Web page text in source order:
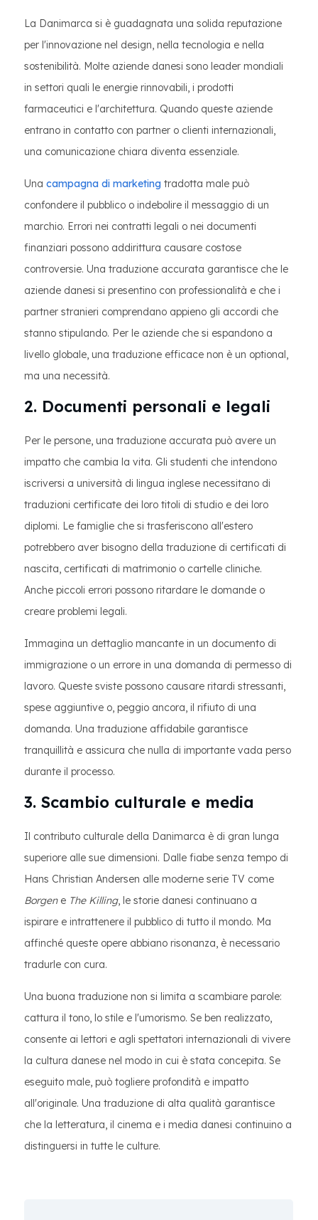
La Danimarca si è guadagnata una solida reputazione
per l'innovazione nel design, nella tecnologia e nella
sostenibilità. Molte aziende danesi sono leader mondiali
in settori quali le energie rinnovabili, i prodotti
farmaceutici e l'architettura. Quando queste aziende
entrano in contatto con partner o clienti internazionali,
una comunicazione chiara diventa essenziale.
Una campagna di marketing tradotta male può
confondere il pubblico o indebolire il messaggio di un
marchio. Errori nei contratti legali o nei documenti
finanziari possono addirittura causare costose
controversie. Una traduzione accurata garantisce che le
aziende danesi si presentino con professionalità e che i
partner stranieri comprendano appieno gli accordi che
stanno stipulando. Per le aziende che si espandono a
livello globale, una traduzione efficace non è un optional,
ma una necessità.
2. Documenti personali e legali
Per le persone, una traduzione accurata può avere un
impatto che cambia la vita. Gli studenti che intendono
iscriversi a università di lingua inglese necessitano di
traduzioni certificate dei loro titoli di studio e dei loro
diplomi. Le famiglie che si trasferiscono all'estero
potrebbero aver bisogno della traduzione di certificati di
nascita, certificati di matrimonio o cartelle cliniche.
Anche piccoli errori possono ritardare le domande o
creare problemi legali.
Immagina un dettaglio mancante in un documento di
immigrazione o un errore in una domanda di permesso di
lavoro. Queste sviste possono causare ritardi stressanti,
spese aggiuntive o, peggio ancora, il rifiuto di una
domanda. Una traduzione affidabile garantisce
tranquillità e assicura che nulla di importante vada perso
durante il processo.
3. Scambio culturale e media
Il contributo culturale della Danimarca è di gran lunga
superiore alle sue dimensioni. Dalle fiabe senza tempo di
Hans Christian Andersen alle moderne serie TV come
Borgene The Killing, le storie danesi continuano a
ispirare e intrattenere il pubblico di tutto il mondo. Ma
affinché queste opere abbiano risonanza, è necessario
tradurle con cura.
Una buona traduzione non si limita a scambiare parole:
cattura il tono, lo stile e l'umorismo. Se ben realizzato,
consente ai lettori e agli spettatori internazionali di vivere
la cultura danese nel modo in cui è stata concepita. Se
eseguito male, può togliere profondità e impatto
all'originale. Una traduzione di alta qualità garantisce
che la letteratura, il cinema e i media danesi continuino a
distinguersi in tutte le culture.